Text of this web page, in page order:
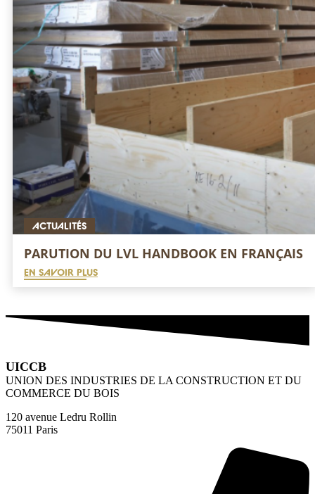
ACTUALITÉS
PARUTION DU LVL HANDBOOK EN FRANÇAIS
EN SAVOIR PLUS
UICCB
UNION DES INDUSTRIES DE LA CONSTRUCTION ET DU
COMMERCE DU BOIS
120 avenue Ledru Rollin
75011 Paris